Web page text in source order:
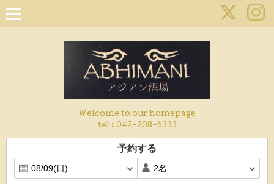
Welcome to our homepage
tel : 042-208-6333
予約する